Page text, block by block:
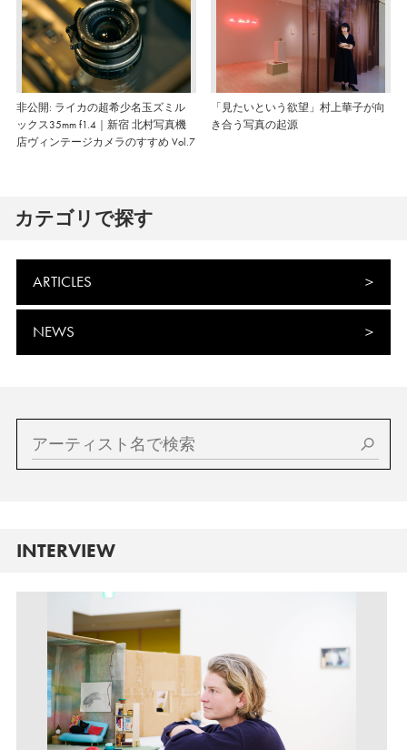
非公開: ライカの超希少名玉ズミル
ックス35mm f1.4｜新宿 北村写真機
店ヴィンテージカメラのすすめ Vol.7
「見たいという欲望」村上華子が向
き合う写真の起源
カテゴリで探す
ARTICLES
NEWS
INTERVIEW